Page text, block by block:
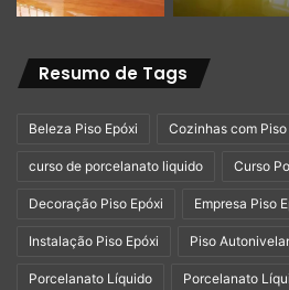
Compra de produtos
Whatsapp: 11 96717-8685 ou no
https://api.whatsapp.com/send?
Resumo de Tags
Beleza Piso Epóxi Cozinhas com Piso
curso de porcelanato liquido Curso
Decoração Piso Epóxi Empresa Piso
Instalação Piso Epóxi Piso
Porcelanato Líquido Porcelanato